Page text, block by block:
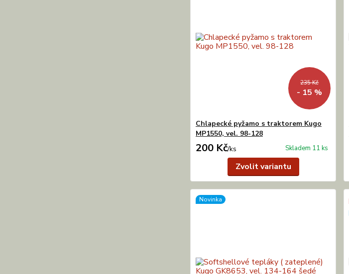
235 Kč
- 15 %
Chlapecké pyžamo s traktorem Kugo
MP1550, vel. 98-128
200 Kč/ks Skladem 11 ks
Zvolit variantu
Novinka